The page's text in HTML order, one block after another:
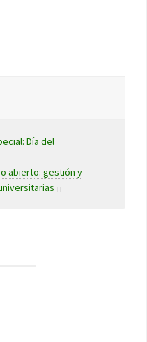
Día del
abierto: gestión y